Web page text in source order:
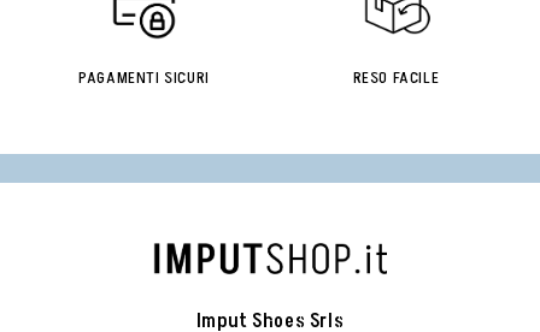
PAGAMENTI SICURI RESO FACILE
Imput Shoes Srls